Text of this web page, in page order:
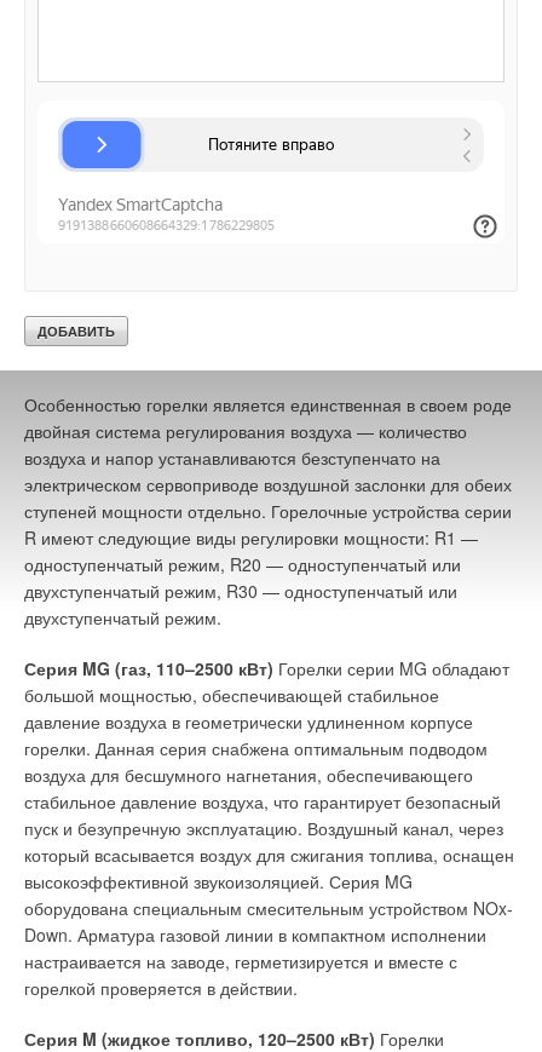
или модулирующего режима эксплуатации.
Серия R (жидкое топливо, 12–273 кВт)
предназначены для широкой сферы применения: для котлов
малой мощности в доме, для крупных жилых комплексов и
для промышленного использования. Горелочные устройства
особо точное смесительное устройство обеспечивает
оптимальное смешивание воздуха и жидкого топлива.
Особенностью горелки является единственная в своем роде
двойная система регулирования воздуха — количество
воздуха и напор устанавливаются безступенчато на
электрическом сервоприводе воздушной заслонки для обеих
ступеней мощности отдельно. Горелочные устройства серии
R имеют следующие виды регулировки мощности: R1 —
одноступенчатый режим, R20 — одноступенчатый или
двухступенчатый режим, R30 — одноступенчатый или
двухступенчатый режим.
Серия MG (газ, 110–2500 кВт) Горелки серии MG обладают
большой мощностью, обеспечивающей стабильное
давление воздуха в геометрически удлиненном корпусе
горелки. Данная серия снабжена оптимальным подводом
воздуха для бесшумного нагнетания, обеспечивающего
стабильное давление воздуха, что гарантирует безопасный
пуск и безупречную эксплуатацию. Воздушный канал, через
который всасывается воздух для сжигания топлива, оснащен
высокоэффективной звукоизоляцией. Серия MG
оборудована специальным смесительным устройством NOx-
Down. Арматура газовой линии в компактном исполнении
настраивается на заводе, герметизируется и вместе с
горелкой проверяется в действии.
Серия M (жидкое топливо, 120–2500 кВт) Горелки